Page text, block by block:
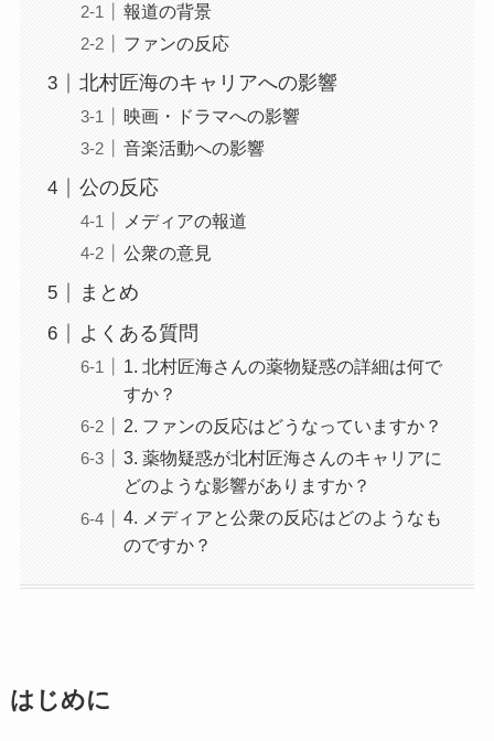
報道の背景
ファンの反応
北村匠海のキャリアへの影響
映画・ドラマへの影響
音楽活動への影響
公の反応
メディアの報道
公衆の意見
まとめ
よくある質問
1. 北村匠海さんの薬物疑惑の詳細は何で
すか？
2. ファンの反応はどうなっていますか？
3. 薬物疑惑が北村匠海さんのキャリアに
どのような影響がありますか？
4. メディアと公衆の反応はどのようなも
のですか？
はじめに